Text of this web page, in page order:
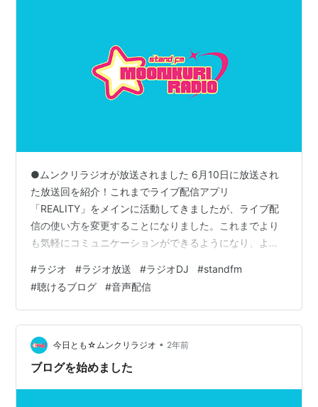
●ムンクリラジオが放送されました 6月10日に放送され
た放送回を紹介！これまでライブ配信アプリ
「REALITY」をメインに活動してきましたが、ライブ配
信の使い方を変更することになりました。これまでより
も気軽にコミュニケーションができるようになり、より
ます。これからもムンクリの応援をよろしくお願い致し
ます。 ランキング参加中ラジオランキング参加中音声コ
ンテンツ
#ラジオ #ラジオ放送 #ラジオDJ #standfm
#聴けるブログ #音声配信
今日とも☆ムンクリラジオ • 2年前
ブログを始めました